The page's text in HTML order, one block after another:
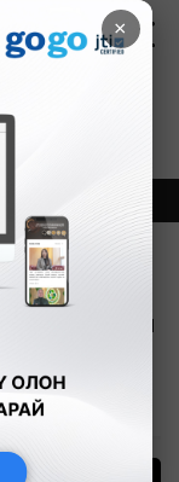
×
эрүүл
Тайвань